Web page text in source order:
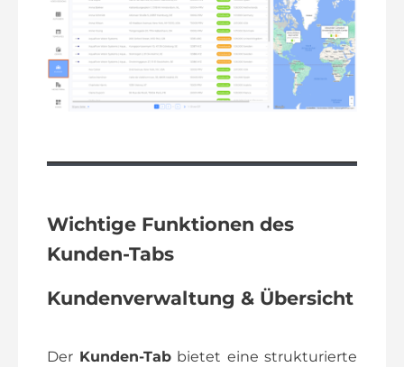
Wichtige Funktionen des
Kunden-Tabs
Kundenverwaltung & Übersicht
Der Kunden-Tabbietet eine strukturierte